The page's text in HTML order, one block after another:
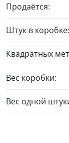
Продаётся:
Штук в коробке:
Квадратных
Вес коробки:
Вес одной